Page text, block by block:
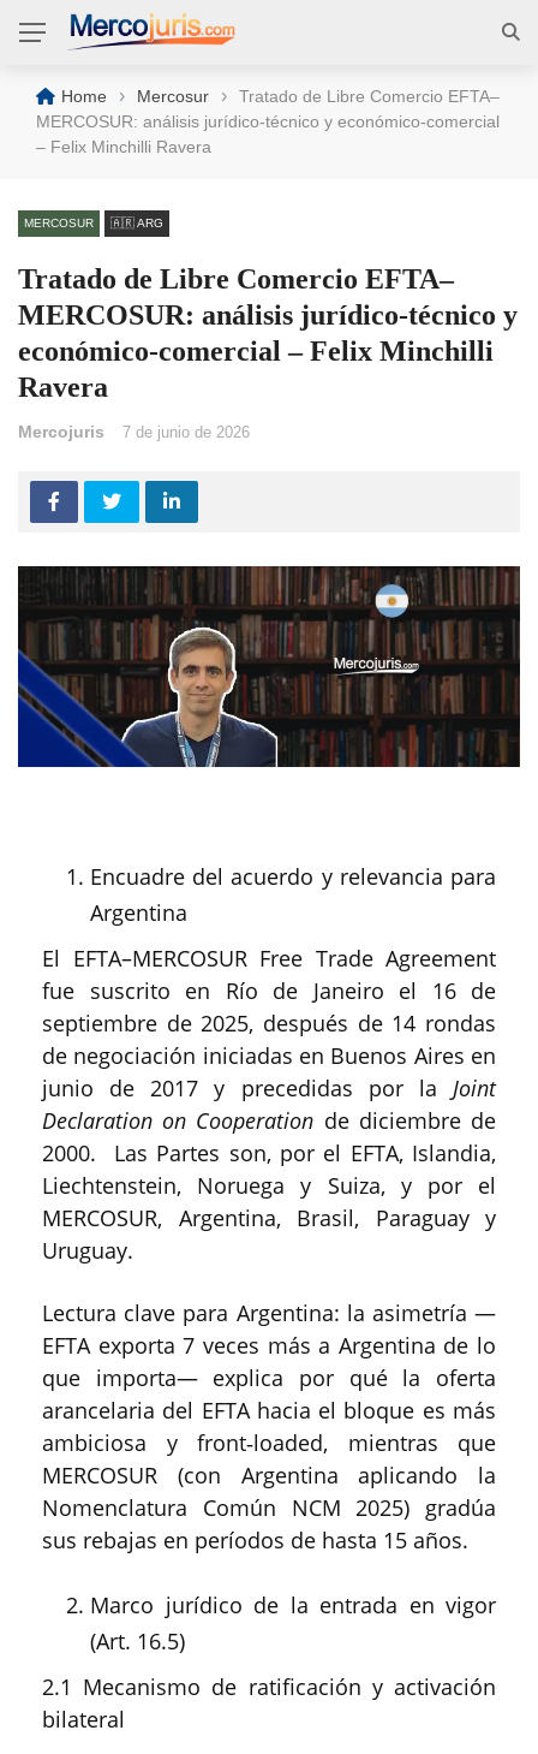
Home › Mercosur ›
Tratado de Libre Comercio EFTA–
MERCOSUR: análisis jurídico‑técnico y económico‑comercial
– Felix Minchilli Ravera
MERCOSUR 🇦🇷 ARG
Tratado de Libre Comercio EFTA–
MERCOSUR: análisis jurídico‑técnico y
económico‑comercial – Felix Minchilli
Ravera
Mercojuris 7 de junio de 2026
Encuadre del acuerdo y relevancia para
Argentina
El EFTA–MERCOSUR Free Trade Agreement
fue suscrito en Río de Janeiro el 16 de
septiembre de 2025, después de 14 rondas
de negociación iniciadas en Buenos Aires en
junio de 2017 y precedidas por la Joint
Declaration on Cooperation de diciembre de
2000. Las Partes son, por el EFTA, Islandia,
Liechtenstein, Noruega y Suiza, y por el
MERCOSUR, Argentina, Brasil, Paraguay y
Uruguay.
Lectura clave para Argentina: la asimetría —
EFTA exporta 7 veces más a Argentina de lo
que importa— explica por qué la oferta
arancelaria del EFTA hacia el bloque es más
ambiciosa y front‑loaded, mientras que
MERCOSUR (con Argentina aplicando la
Nomenclatura Común NCM 2025) gradúa
sus rebajas en períodos de hasta 15 años.
Marco jurídico de la entrada en vigor
(Art. 16.5)
2.1 Mecanismo de ratificación y activación
bilateral